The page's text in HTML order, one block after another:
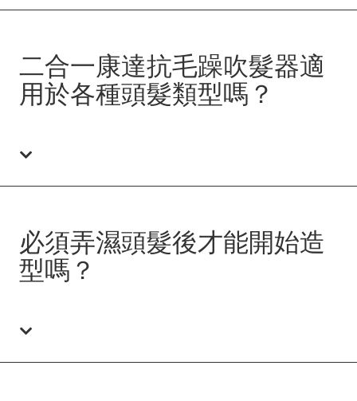
二合一康達抗毛躁吹髮器適
用於各種頭髮類型嗎？
必須弄濕頭髮後才能開始造
型嗎？